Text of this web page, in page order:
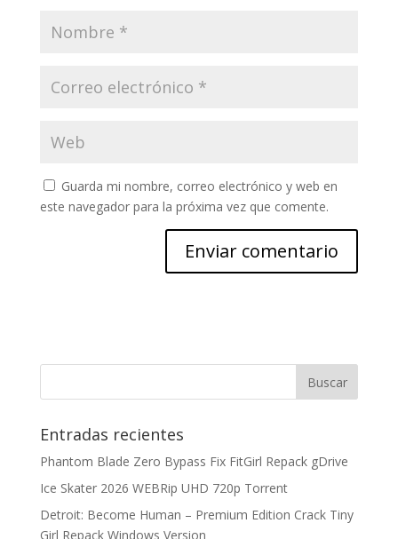
Guarda mi nombre, correo electrónico y web en
este navegador para la próxima vez que comente.
Entradas recientes
Phantom Blade Zero Bypass Fix FitGirl Repack gDrive
Ice Skater 2026 WEBRip UHD 720p Torrent
Detroit: Become Human – Premium Edition Crack Tiny
Girl Repack Windows Version